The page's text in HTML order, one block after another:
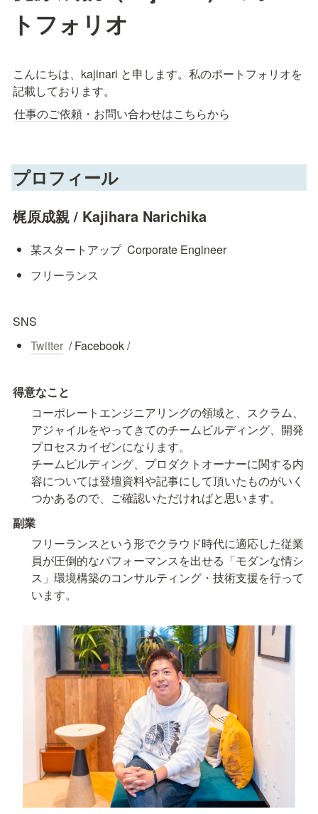
トフォリオ
こんにちは、kajinari と申します。私のポートフォリオを
記載しております。
仕事のご依頼・お問い合わせはこちらから
プロフィール
梶原成親 / Kajihara Narichika
某スタートアップ  Corporate Engineer
フリーランス
SNS
Twitter
  / Facebook /
得意なこと
コーポレートエンジニアリングの領域と、スクラム、
アジャイルをやってきてのチームビルディング、開発
プロセスカイゼンになります。
チームビルディング、プロダクトオーナーに関する内
容については登壇資料や記事にして頂いたものがいく
つかあるので、ご確認いただければと思います。
副業
フリーランスという形でクラウド時代に適応した従業
員が圧倒的なパフォーマンスを出せる「モダンな情シ
ス」環境構築のコンサルティング・技術支援を行って
います。